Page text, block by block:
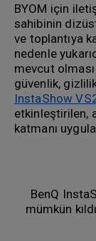
BYOM için
sahibinin
ve toplantıya
nedenle
mevcut
güvenlik,
InstaShow
etkinleştirilen,
katmanı
BenQ
mümkün